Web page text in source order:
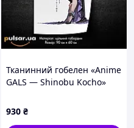
Тканинний гобелен «Anime
GALS — Shinobu Kocho»
930 ₴